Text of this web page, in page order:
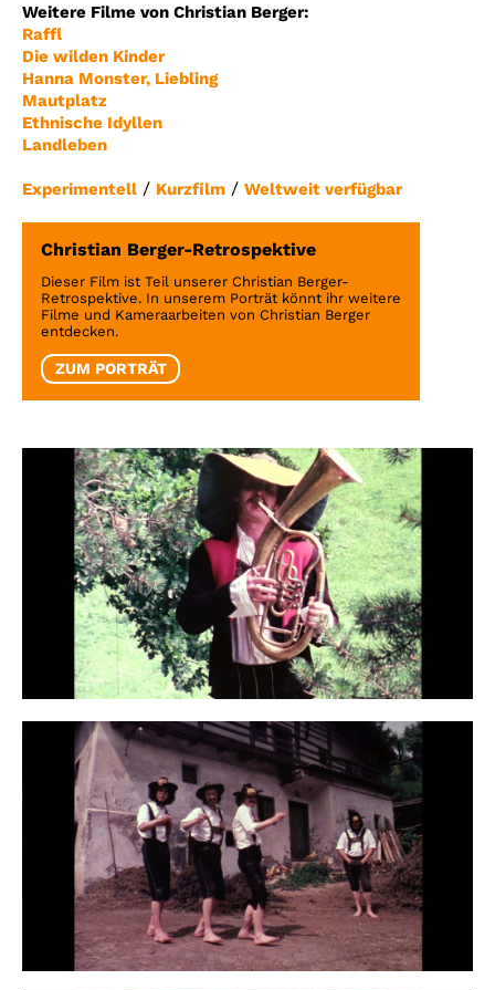
Weitere Filme von Christian Berger:
Raffl
Die wilden Kinder
Hanna Monster, Liebling
Mautplatz
Ethnische Idyllen
Landleben
Experimentell / Kurzfilm / Weltweit verfügbar
Christian Berger-Retrospektive
Dieser Film ist Teil unserer Christian Berger-
Retrospektive. In unserem Porträt könnt ihr weitere
Filme und Kameraarbeiten von Christian Berger
entdecken.
ZUM PORTRÄT